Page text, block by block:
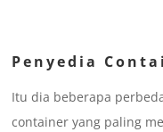
Penyedia
Itu dia beberapa
container yang paling